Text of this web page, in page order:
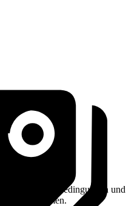
B. Rückgabebedingungen und